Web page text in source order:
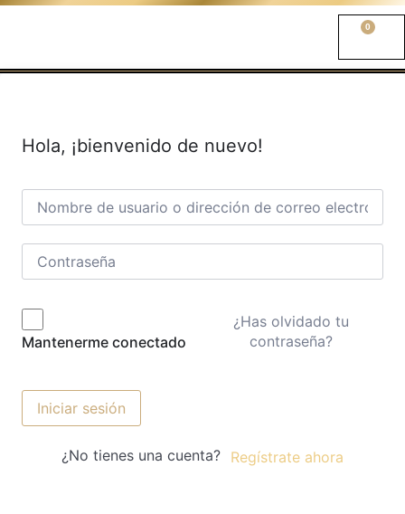
0
Hola, ¡bienvenido de nuevo!
Mantenerme conectado
¿Has olvidado tu
contraseña?
Iniciar sesión
¿No tienes una cuenta? Regístrate ahora